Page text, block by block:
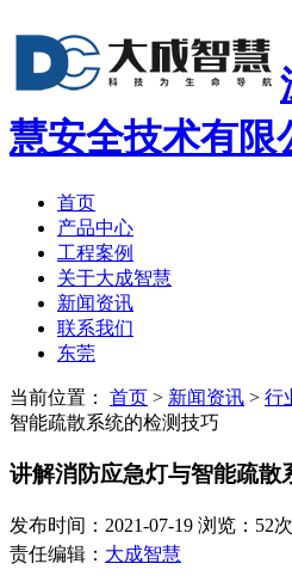
慧安全技术有限
首页
产品中心
工程案例
关于大成智慧
新闻资讯
联系我们
东莞
当前位置： 首页 > 新闻资讯 > 行
智能疏散系统的检测技巧
讲解消防应急灯与智能疏散
发布时间：2021-07-19 浏览：52次
责任编辑： 大成智慧